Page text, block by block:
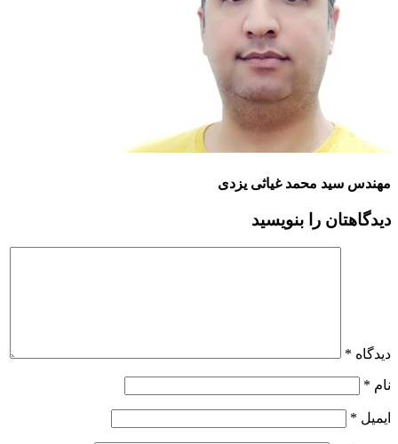
مهندس سید محمد غیاثی یزدی
دیدگاهتان را بنویسید
دیدگاه *
نام *
ایمیل *